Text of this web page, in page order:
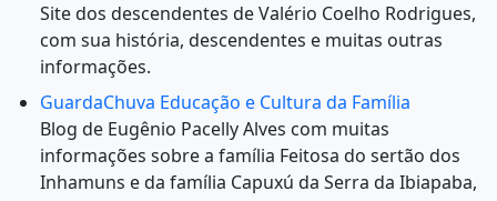
Site dos descendentes de Valério Coelho Rodrigues,
com sua história, descendentes e muitas outras
informações.
GuardaChuva Educação e Cultura da Família
Blog de Eugênio Pacelly Alves com muitas
informações sobre a família Feitosa do sertão dos
Inhamuns e da família Capuxú da Serra da Ibiapaba,